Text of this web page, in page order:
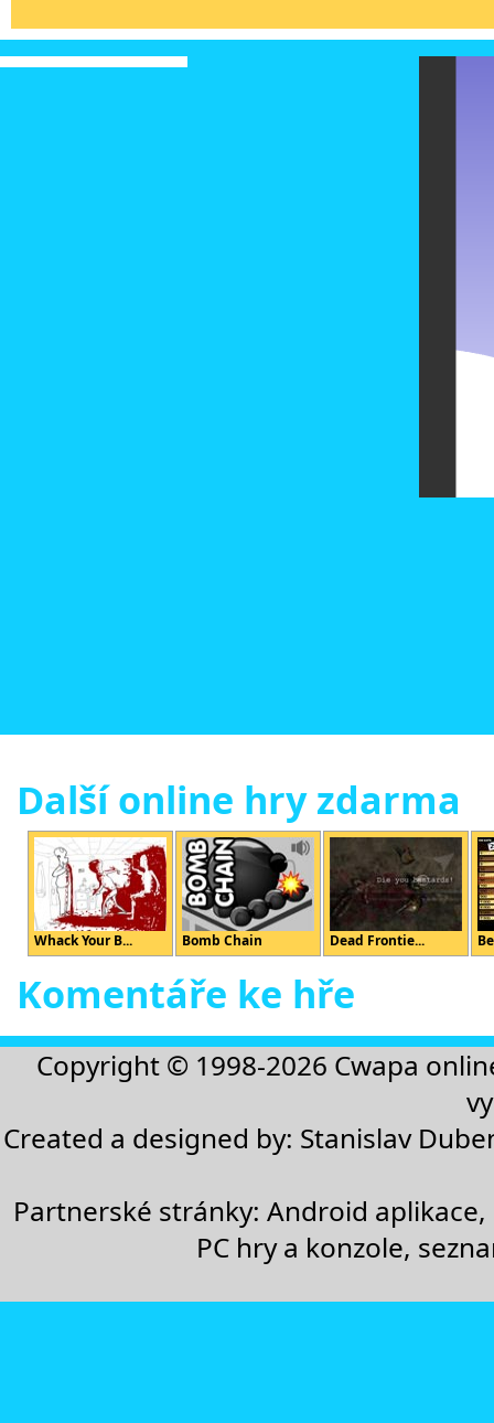
Další online hry zdarma
Whack Your B... Bomb Chain Dead Frontie...
Komentáře ke hře
Copyright © 1998-2026 Cwapa
Created a designed by: Stanislav
Partnerské stránky:Android aplikace,
PC hry a konzole,